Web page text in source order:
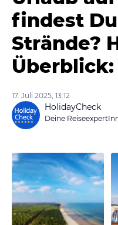
findest
Strände?
Überblick:
17. Juli 2025, 13:12
HolidayCheck
Deine